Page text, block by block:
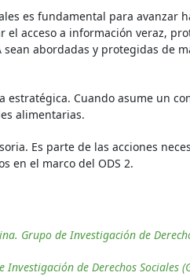
es fundamental para avanzar
acceso a información veraz,
abordadas y protegidas
estratégica. Cuando asume un
alimentarias.
Es parte de las acciones
en el marco del ODS 2.
Grupo de Investigación de
de Derechos Sociales